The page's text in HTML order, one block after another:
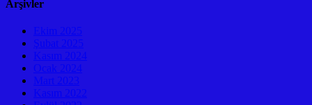
Arşivler
Ekim 2025
Şubat 2025
Kasım 2024
Ocak 2024
Mart 2023
Kasım 2022